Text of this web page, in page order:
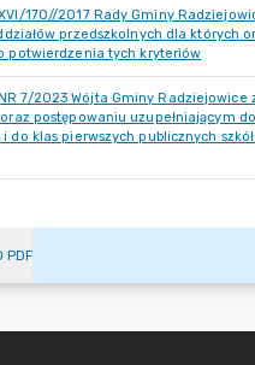
170//2017 Rady Gminy
przedszkolnych dla których
potwierdzenia tych kryteriów
NR 7/2023 Wójta Gminy
postępowaniu uzupełniającym
do klas pierwszych publicznych
PDF